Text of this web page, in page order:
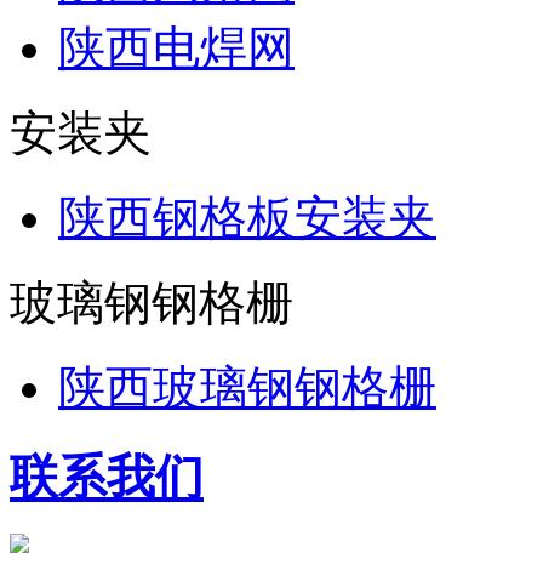
陕西电焊网
安装夹
陕西钢格板安装夹
玻璃钢钢格栅
陕西玻璃钢钢格栅
联系我们